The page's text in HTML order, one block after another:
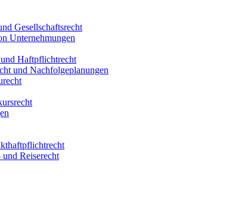
Gesellschaftsrecht
Unternehmungen
Haftpflichtrecht
und Nachfolgeplanungen
Reiserecht